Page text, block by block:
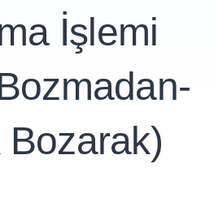
İşlemi
Bozarak)